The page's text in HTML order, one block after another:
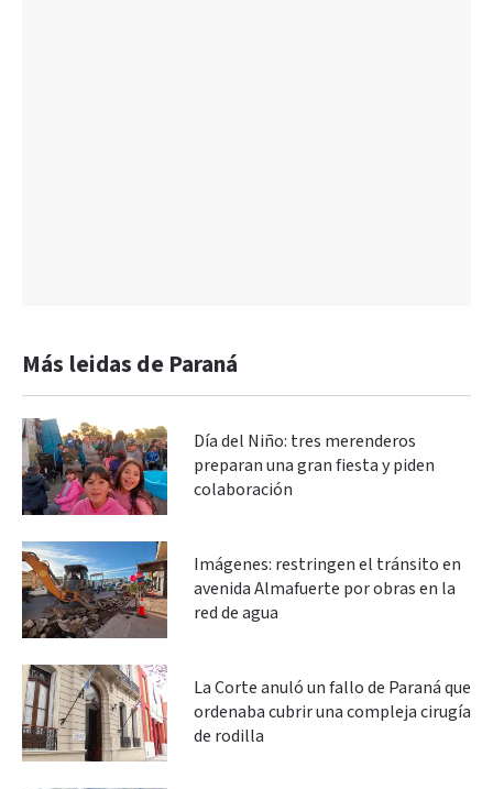
Más leidas de Paraná
Día del Niño: tres merenderos
preparan una gran fiesta y piden
colaboración
Imágenes: restringen el tránsito en
avenida Almafuerte por obras en la
red de agua
La Corte anuló un fallo de Paraná que
ordenaba cubrir una compleja cirugía
de rodilla